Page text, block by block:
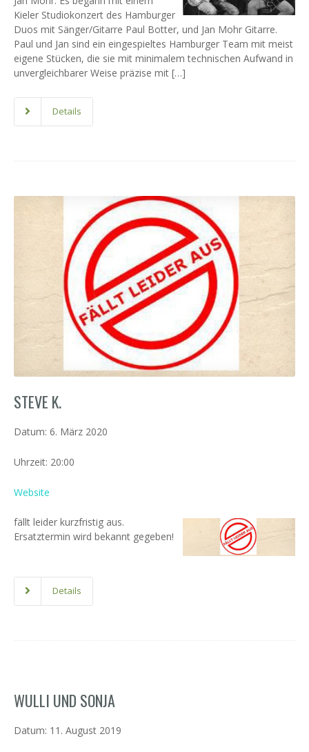
Kieler Studiokonzert des Hamburger
Duos mit Sänger/Gitarre Paul Botter, und Jan Mohr Gitarre.
Paul und Jan sind ein eingespieltes Hamburger Team mit meist
eigene Stücken, die sie mit minimalem technischen Aufwand in
unvergleichbarer Weise präzise mit […]
Details
STEVE K.
Datum: 6. März 2020
Uhrzeit: 20:00
Website
fällt leider kurzfristig aus.
Ersatztermin wird bekannt gegeben!
Details
WULLI UND SONJA
Datum: 11. August 2019